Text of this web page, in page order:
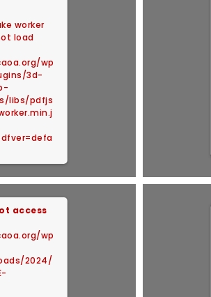
worker
load
wp
3d-
libs/pdfjs
access
wp
2024/